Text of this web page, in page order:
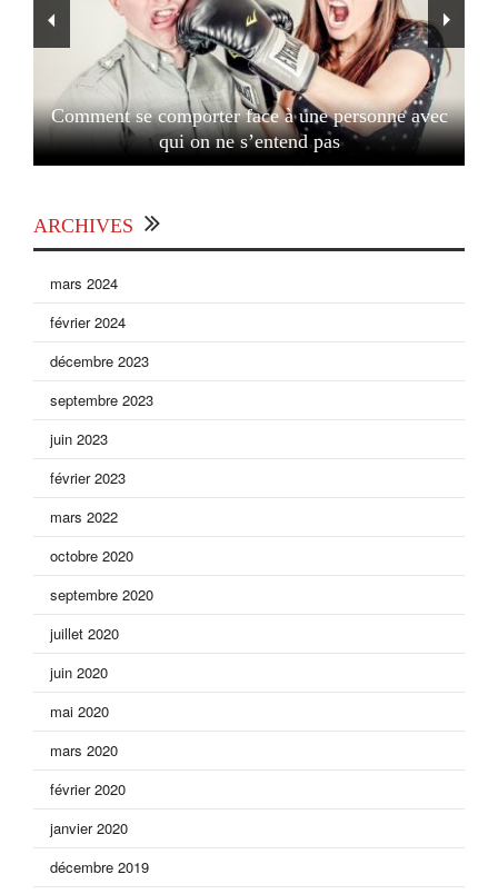
Comment se comporter face à une personne avec
qui on ne s’entend pas
ARCHIVES
mars 2024
février 2024
décembre 2023
septembre 2023
juin 2023
février 2023
mars 2022
octobre 2020
septembre 2020
juillet 2020
juin 2020
mai 2020
mars 2020
février 2020
janvier 2020
décembre 2019